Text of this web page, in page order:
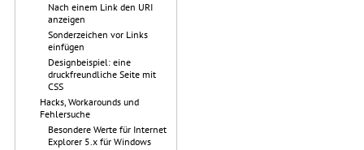
Nach einem Link den URI
anzeigen
Sonderzeichen vor Links
einfügen
Designbeispiel: eine
druckfreundliche Seite mit
CSS
Hacks, Workarounds und
Fehlersuche
Besondere Werte für Internet
Explorer 5.x für Windows